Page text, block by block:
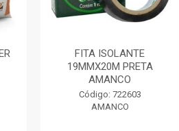
FITA ISOLANTE
19MMX20M PRETA
AMANCO
Código: 722603
AMANCO